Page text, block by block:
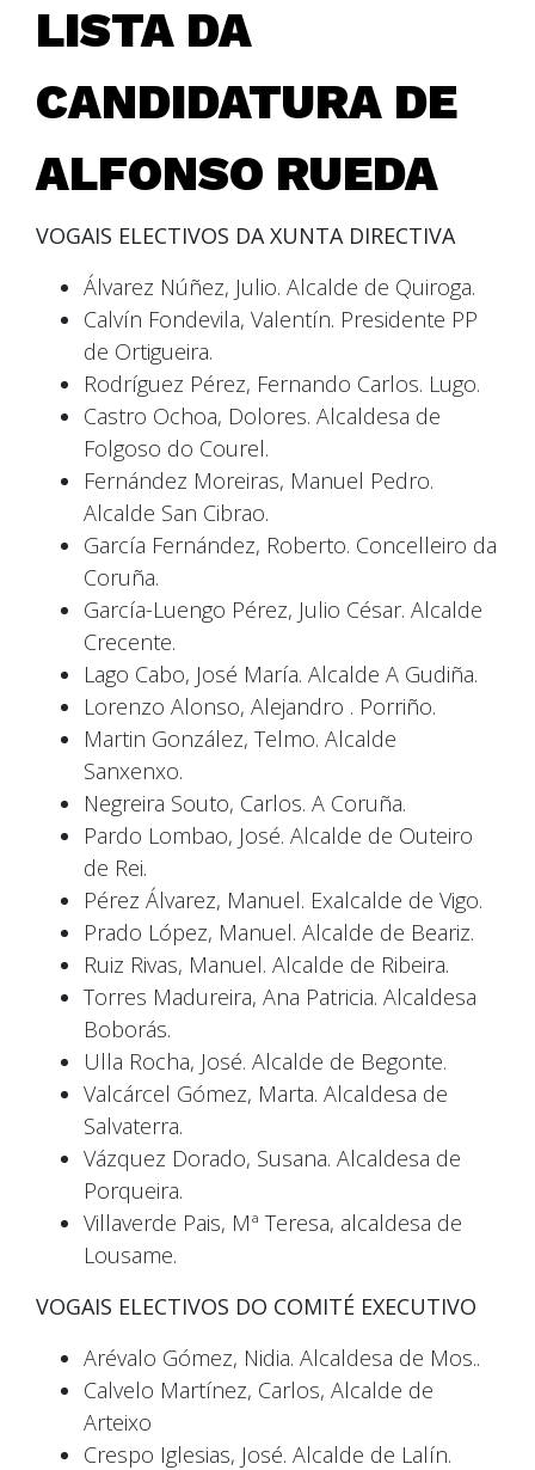
LISTA DA
CANDIDATURA DE
ALFONSO RUEDA
VOGAIS ELECTIVOS DA XUNTA DIRECTIVA
Álvarez Núñez, Julio. Alcalde de Quiroga.
Calvín Fondevila, Valentín. Presidente PP
de Ortigueira.
Rodríguez Pérez, Fernando Carlos. Lugo.
Castro Ochoa, Dolores. Alcaldesa de
Folgoso do Courel.
Fernández Moreiras, Manuel Pedro.
Alcalde San Cibrao.
García Fernández, Roberto. Concelleiro da
Coruña.
García-Luengo Pérez, Julio César. Alcalde
Crecente.
Lago Cabo, José María. Alcalde A Gudiña.
Lorenzo Alonso, Alejandro . Porriño.
Martin González, Telmo. Alcalde
Sanxenxo.
Negreira Souto, Carlos. A Coruña.
Pardo Lombao, José. Alcalde de Outeiro
de Rei.
Pérez Álvarez, Manuel. Exalcalde de Vigo.
Prado López, Manuel. Alcalde de Beariz.
Ruiz Rivas, Manuel. Alcalde de Ribeira.
Torres Madureira, Ana Patricia. Alcaldesa
Boborás.
Ulla Rocha, José. Alcalde de Begonte.
Valcárcel Gómez, Marta. Alcaldesa de
Salvaterra.
Vázquez Dorado, Susana. Alcaldesa de
Porqueira.
Villaverde Pais, Mª Teresa, alcaldesa de
Lousame.
VOGAIS ELECTIVOS DO COMITÉ EXECUTIVO
Arévalo Gómez, Nidia. Alcaldesa de Mos..
Calvelo Martínez, Carlos, Alcalde de
Arteixo
Crespo Iglesias, José. Alcalde de Lalín.